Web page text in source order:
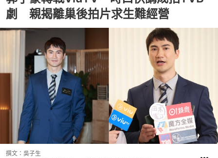
劇 親揭離巢後拍片求生難經營
撰文： 吳子生